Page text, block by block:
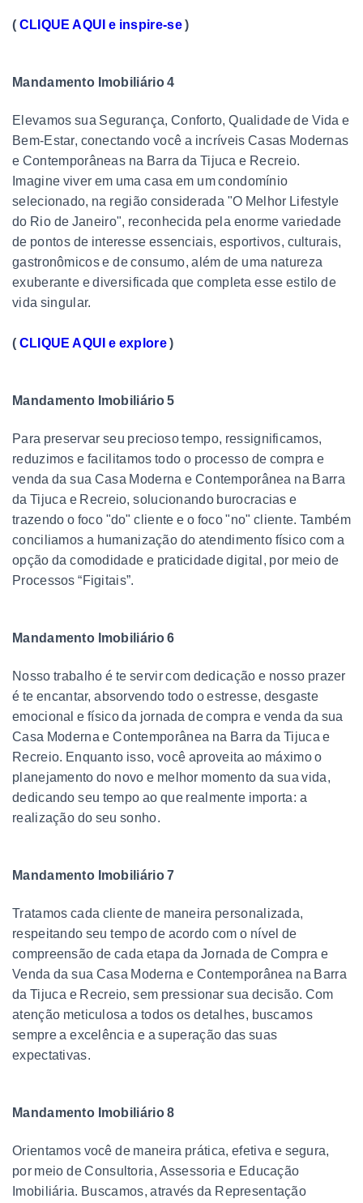
( CLIQUE AQUI e inspire-se)
Mandamento Imobiliário 4
Elevamos sua Segurança, Conforto, Qualidade de Vida e
Bem-Estar, conectando você a incríveis Casas Modernas
e Contemporâneas na Barra da Tijuca e Recreio.
Imagine viver em uma casa em um condomínio
selecionado, na região considerada "O Melhor Lifestyle
do Rio de Janeiro", reconhecida pela enorme variedade
de pontos de interesse essenciais, esportivos, culturais,
gastronômicos e de consumo, além de uma natureza
exuberante e diversificada que completa esse estilo de
vida singular.
( CLIQUE AQUI e explore)
Mandamento Imobiliário 5
Para preservar seu precioso tempo, ressignificamos,
reduzimos e facilitamos todo o processo de compra e
venda da sua Casa Moderna e Contemporânea na Barra
da Tijuca e Recreio, solucionando burocracias e
trazendo o foco "do" cliente e o foco "no" cliente. Também
conciliamos a humanização do atendimento físico com a
opção da comodidade e praticidade digital, por meio de
Processos “Figitais”.
Mandamento Imobiliário 6
Nosso trabalho é te servir com dedicação e nosso prazer
é te encantar, absorvendo todo o estresse, desgaste
emocional e físico da jornada de compra e venda da sua
Casa Moderna e Contemporânea na Barra da Tijuca e
Recreio. Enquanto isso, você aproveita ao máximo o
planejamento do novo e melhor momento da sua vida,
dedicando seu tempo ao que realmente importa: a
realização do seu sonho.
Mandamento Imobiliário 7
Tratamos cada cliente de maneira personalizada,
respeitando seu tempo de acordo com o nível de
compreensão de cada etapa da Jornada de Compra e
Venda da sua Casa Moderna e Contemporânea na Barra
da Tijuca e Recreio, sem pressionar sua decisão. Com
atenção meticulosa a todos os detalhes, buscamos
sempre a excelência e a superação das suas
expectativas.
Mandamento Imobiliário 8
Orientamos você de maneira prática, efetiva e segura,
por meio de Consultoria, Assessoria e Educação
Imobiliária. Buscamos, através da Representação